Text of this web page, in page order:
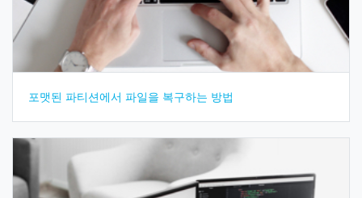
포맷된 파티션에서 파일을 복구하는 방법